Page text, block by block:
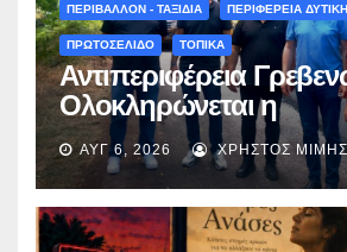
ΠΕΡΙΒΑΛΛΟΝ - ΤΑΞΙΔΙΑ ΠΕΡΙΦΕΡΕΙΑ
ΠΡΩΤΟΣΕΛΙΔΟ ΤΟΠΙΚΑ
Αντιπεριφέρεια
Ολοκληρώνεται η
ασφαλτόστρωση της
Περιβόλι – Αβδέλλα
ΑΥΓ 6, 2026 ΧΡΉΣΤΟΣ ΜΊΜΗΣ